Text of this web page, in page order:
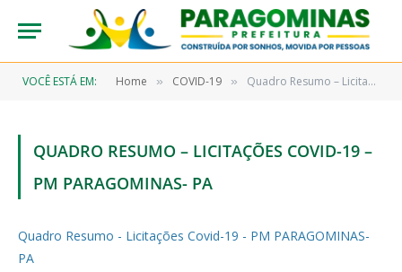
VOCÊ ESTÁ EM: Home » COVID-19 » Quadro Resumo – Licitações Covid-19 – PM PARAGOMINAS- PA
QUADRO RESUMO – LICITAÇÕES COVID-19 –
PM PARAGOMINAS- PA
Quadro Resumo - Licitações Covid-19 - PM PARAGOMINAS-
PA